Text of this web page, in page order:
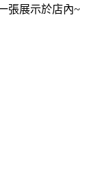
張展示於店內~